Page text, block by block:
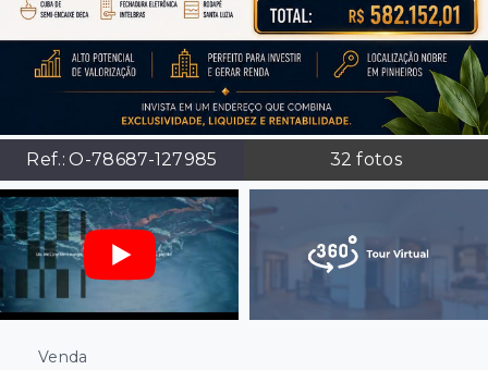
Ref.:O-78687-127985 32 fotos
Venda